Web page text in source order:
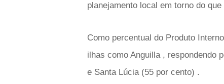
planejamento local em torno do
Como percentual do Produto
ilhas como Anguilla , respondendo
e Santa Lúcia (55 por cento) .